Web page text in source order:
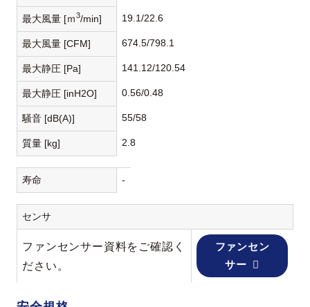
最大風量 [ｍ3/min] 19.1/22.6
最大風量 [CFM] 674.5/798.1
最大静圧 [Pa] 141.12/120.54
最大静圧 [inH2O] 0.56/0.48
騒音 [dB(A)] 55/58
質量 [kg] 2.8
寿命 -
センサ
ファンセンサー資料をご確認く
ださい。
ファンセン
サー